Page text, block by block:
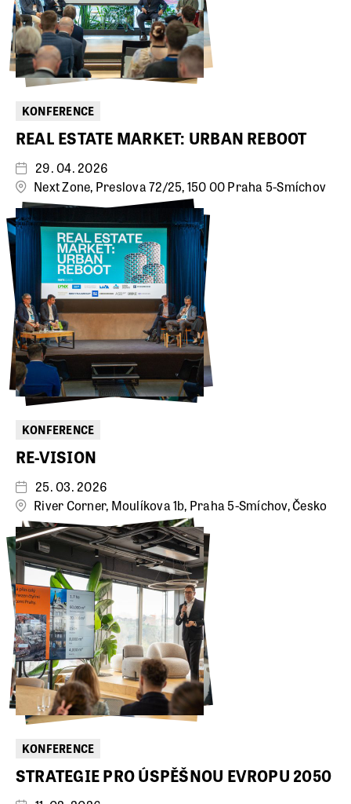
KONFERENCE
REAL ESTATE MARKET: URBAN REBOOT
29. 04. 2026
Next Zone, Preslova 72/25, 150 00 Praha 5-Smíchov
KONFERENCE
RE-VISION
25. 03. 2026
River Corner, Moulíkova 1b, Praha 5-Smíchov, Česko
KONFERENCE
STRATEGIE PRO ÚSPĚŠNOU EVROPU 2050